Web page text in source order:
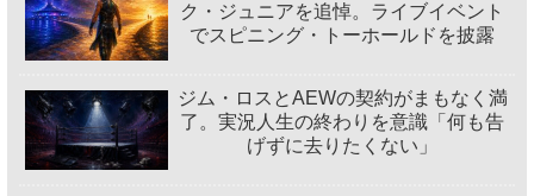
ク・ジュニアを追悼。ライブイベント
でスピニング・トーホールドを披露
ジム・ロスとAEWの契約がまもなく満
了。実況人生の終わりを意識「何も告
げずに去りたくない」